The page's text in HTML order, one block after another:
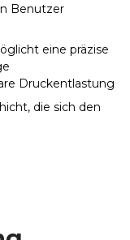
Benutzer
eine präzise
Druckentlastung
die sich den
und